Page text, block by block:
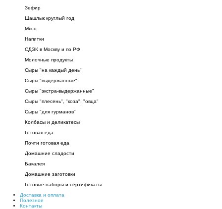
Зефир
Шашлык круглый год
Мясо
Напитки
СДЭК в Москву и по РФ
Молочные продукты
Сыры "на каждый день"
Сыры "выдержанные"
Сыры "экстра-выдержанные"
Сыры "плесень", "коза", "овца"
Сыры "для гурманов"
Колбасы и деликатесы
Готовая еда
Почти готовая еда
Домашние сладости
Бакалея
Домашние заготовки
Готовые наборы и сертификаты
Доставка и оплата
Полезное
Контакты